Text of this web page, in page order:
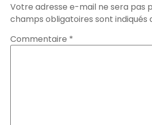
Votre adresse e-mail ne sera pas
champs obligatoires sont indiqués
Commentaire *